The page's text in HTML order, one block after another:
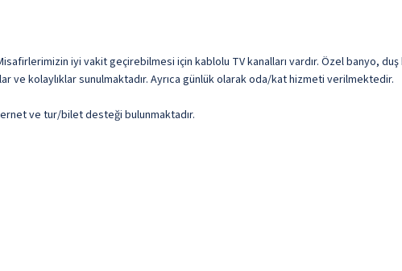
iyi vakit geçirebilmesi için kablolu TV kanalları vardır. Özel banyo,
ve kolaylıklar sunulmaktadır. Ayrıca günlük olarak oda/kat hizmeti verilmektedir.
ve tur/bilet desteği bulunmaktadır.